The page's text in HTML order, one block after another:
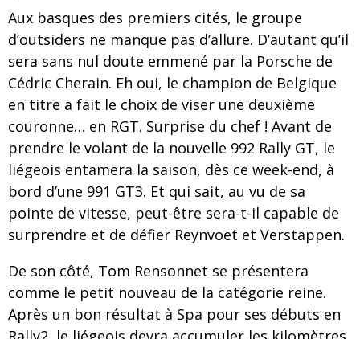
Aux basques des premiers cités, le groupe
d’outsiders ne manque pas d’allure. D’autant qu’il
sera sans nul doute emmené par la Porsche de
Cédric Cherain. Eh oui, le champion de Belgique
en titre a fait le choix de viser une deuxième
couronne… en RGT. Surprise du chef ! Avant de
prendre le volant de la nouvelle 992 Rally GT, le
liégeois entamera la saison, dès ce week-end, à
bord d’une 991 GT3. Et qui sait, au vu de sa
pointe de vitesse, peut-être sera-t-il capable de
surprendre et de défier Reynvoet et Verstappen.
De son côté, Tom Rensonnet se présentera
comme le petit nouveau de la catégorie reine.
Après un bon résultat à Spa pour ses débuts en